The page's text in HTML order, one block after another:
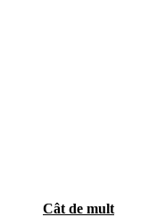
Cât de mult